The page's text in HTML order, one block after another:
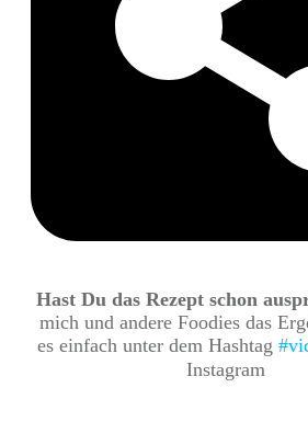
Hast Du das Rezept schon
mich und andere Foodies das
es einfach unter dem Hashtag
Instagram